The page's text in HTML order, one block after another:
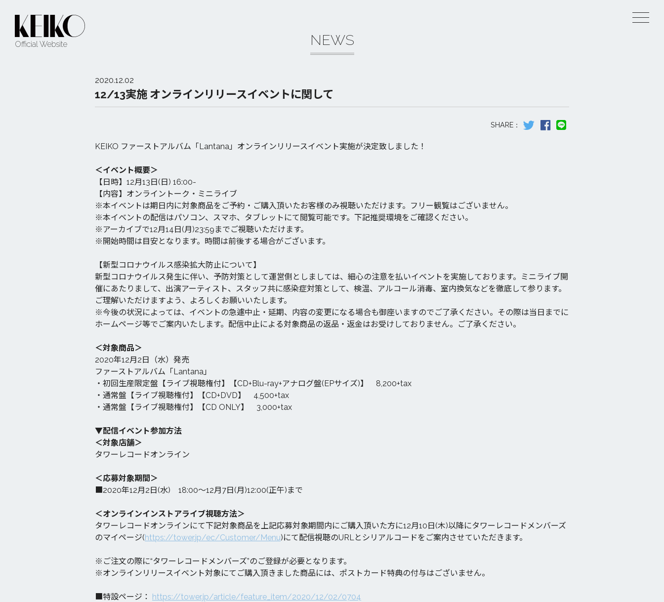
Official Website NEWS
2020.12.02
12/13実施 オンラインリリースイベントに関して
KEIKO ファーストアルバム「Lantana」オンラインリリースイベント実施が決定致しました！
＜イベント概要＞
【日時】12月13日(日) 16:00-
【内容】オンライントーク・ミニライブ
※本イベントは期日内に対象商品をご予約・ご購入頂いたお客様のみ視聴いただけます。フリー観覧はございません。
※本イベントの配信はパソコン、スマホ、タブレットにて閲覧可能です。下記推奨環境をご確認ください。
※アーカイブで12月14日(月)23:59までご視聴いただけます。
※開始時間は目安となります。時間は前後する場合がございます。
【新型コロナウイルス感染拡大防止について】
新型コロナウイルス発生に伴い、予防対策として運営側としましては、細心の注意を払いイベントを実施しております。ミニライブ開
催にあたりまして、出演アーティスト、スタッフ共に感染症対策として、検温、アルコール消毒、室内換気などを徹底して参ります。
ご理解いただけますよう、よろしくお願いいたします。
※今後の状況によっては、イベントの急遽中止・延期、内容の変更になる場合も御座いますのでご了承ください。その際は当日までに
ホームページ等でご案内いたします。配信中止による対象商品の返品・返金はお受けしておりません。ご了承ください。
＜対象商品＞
2020年12月2日（水）発売
ファーストアルバム「Lantana」
・初回生産限定盤【ライブ視聴権付】【CD+Blu-ray+アナログ盤(EPサイズ)】 8,200+tax
・通常盤【ライブ視聴権付】【CD+DVD】 4,500+tax
・通常盤【ライブ視聴権付】【CD ONLY】 3,000+tax
▼配信イベント参加方法
＜対象店舗＞
タワーレコードオンライン
＜応募対象期間＞
■2020年12月2日(水) 18:00～12月7日(月)12:00(正午)まで
＜オンラインインストアライブ視聴方法＞
タワーレコードオンラインにて下記対象商品を上記応募対象期間内にご購入頂いた方に12月10日(木)以降にタワーレコードメンバーズ
のマイページ(https://tower.jp/ec/Customer/Menu)にて配信視聴のURLとシリアルコードをご案内させていただきます。
※ご注文の際に“タワーレコードメンバーズ”のご登録が必要となります。
※オンラインリリースイベント対象にてご購入頂きました商品には、ポストカード特典の付与はございません。
■特設ページ： https://tower.jp/article/feature_item/2020/12/02/0704